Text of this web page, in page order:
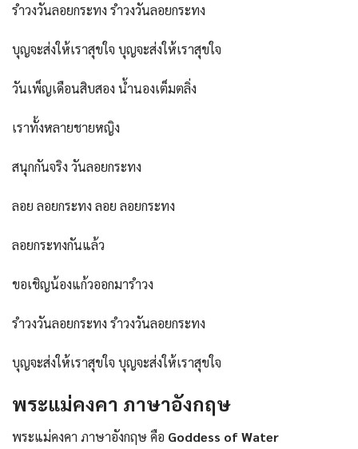
รำวงวันลอยกระทง รำวงวันลอยกระทง
บุญจะส่งให้เราสุขใจ บุญจะส่งให้เราสุขใจ
วันเพ็ญเดือนสิบสอง น้ำนองเต็มตลิ่ง
เราทั้งหลายชายหญิง
สนุกกันจริง วันลอยกระทง
ลอย ลอยกระทง ลอย ลอยกระทง
ลอยกระทงกันแล้ว
ขอเชิญน้องแก้วออกมารำวง
รำวงวันลอยกระทง รำวงวันลอยกระทง
บุญจะส่งให้เราสุขใจ บุญจะส่งให้เราสุขใจ
พระแม่คงคา ภาษาอังกฤษ
พระแม่คงคา ภาษาอังกฤษ คือ Goddess of Water